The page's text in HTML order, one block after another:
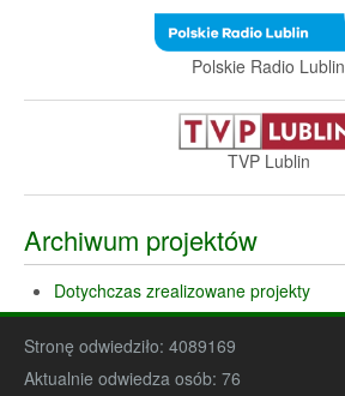
Polskie Radio Lublin
TVP Lublin
Archiwum projektów
Dotychczas zrealizowane projekty
Stronę odwiedziło: 4089169
Aktualnie odwiedza osób: 76